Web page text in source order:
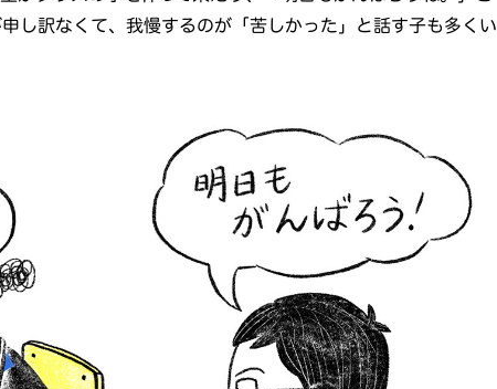
し訳なくて、我慢するのが「苦しかった」と話す子も多くい